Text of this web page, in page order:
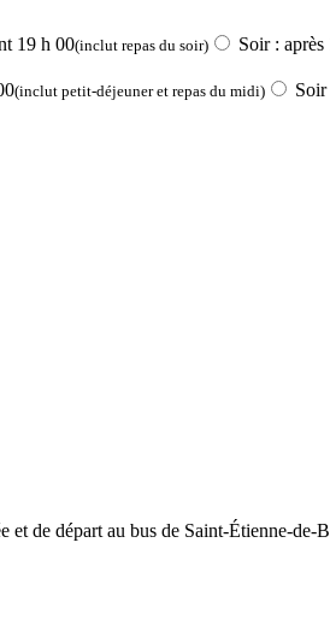
19 h 00(inclut repas du soir) Soir :
(inclut petit-déjeuner et repas du midi) Soir
et de départ au bus de Saint-Étienne-de-